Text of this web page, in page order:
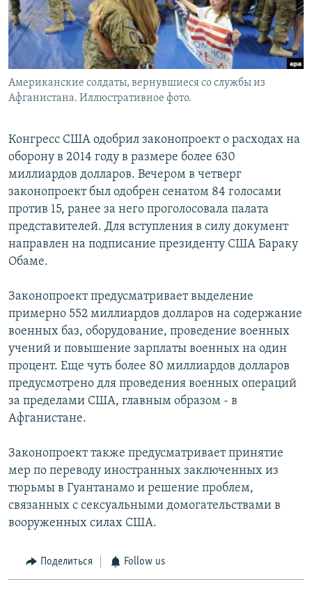
Американские солдаты, вернувшиеся со службы из
Афганистана. Иллюстративное фото.
Конгресс США одобрил законопроект о расходах на
оборону в 2014 году в размере более 630
миллиардов долларов. Вечером в четверг
законопроект был одобрен сенатом 84 голосами
против 15, ранее за него проголосовала палата
представителей. Для вступления в силу документ
направлен на подписание президенту США Бараку
Обаме.
Законопроект предусматривает выделение
примерно 552 миллиардов долларов на содержание
военных баз, оборудование, проведение военных
учений и повышение зарплаты военных на один
процент. Еще чуть более 80 миллиардов долларов
предусмотрено для проведения военных операций
за пределами США, главным образом - в
Афганистане.
Законопроект также предусматривает принятие
мер по переводу иностранных заключенных из
тюрьмы в Гуантанамо и решение проблем,
связанных с сексуальными домогательствами в
вооруженных силах США.
Поделиться Follow us